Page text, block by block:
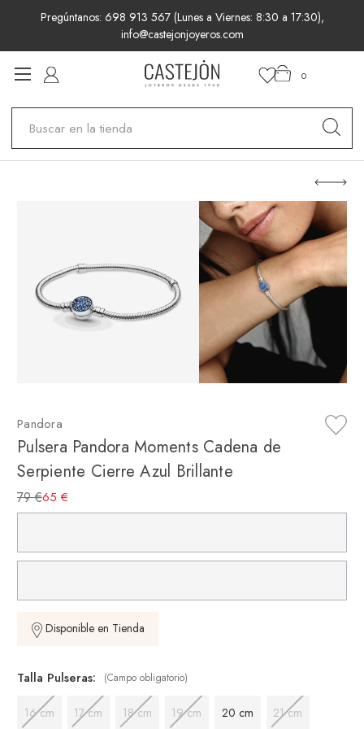
Pregúntanos: 698 913 567 (Lunes a Viernes: 8:30 a 17:30),
info@castejonjoyeros.com
0
Pandora
Pulsera Pandora Moments Cadena de
Serpiente Cierre Azul Brillante
79 €65 €
Disponible en Tienda
Talla Pulseras: (Campo obligatorio)
16 cm 17 cm 18 cm 19 cm 20 cm 21 cm